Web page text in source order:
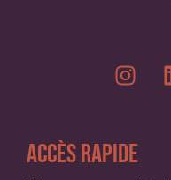
Accès Rapide